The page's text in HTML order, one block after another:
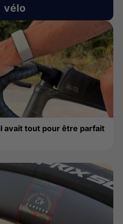
vélo
avait tout pour être parfait